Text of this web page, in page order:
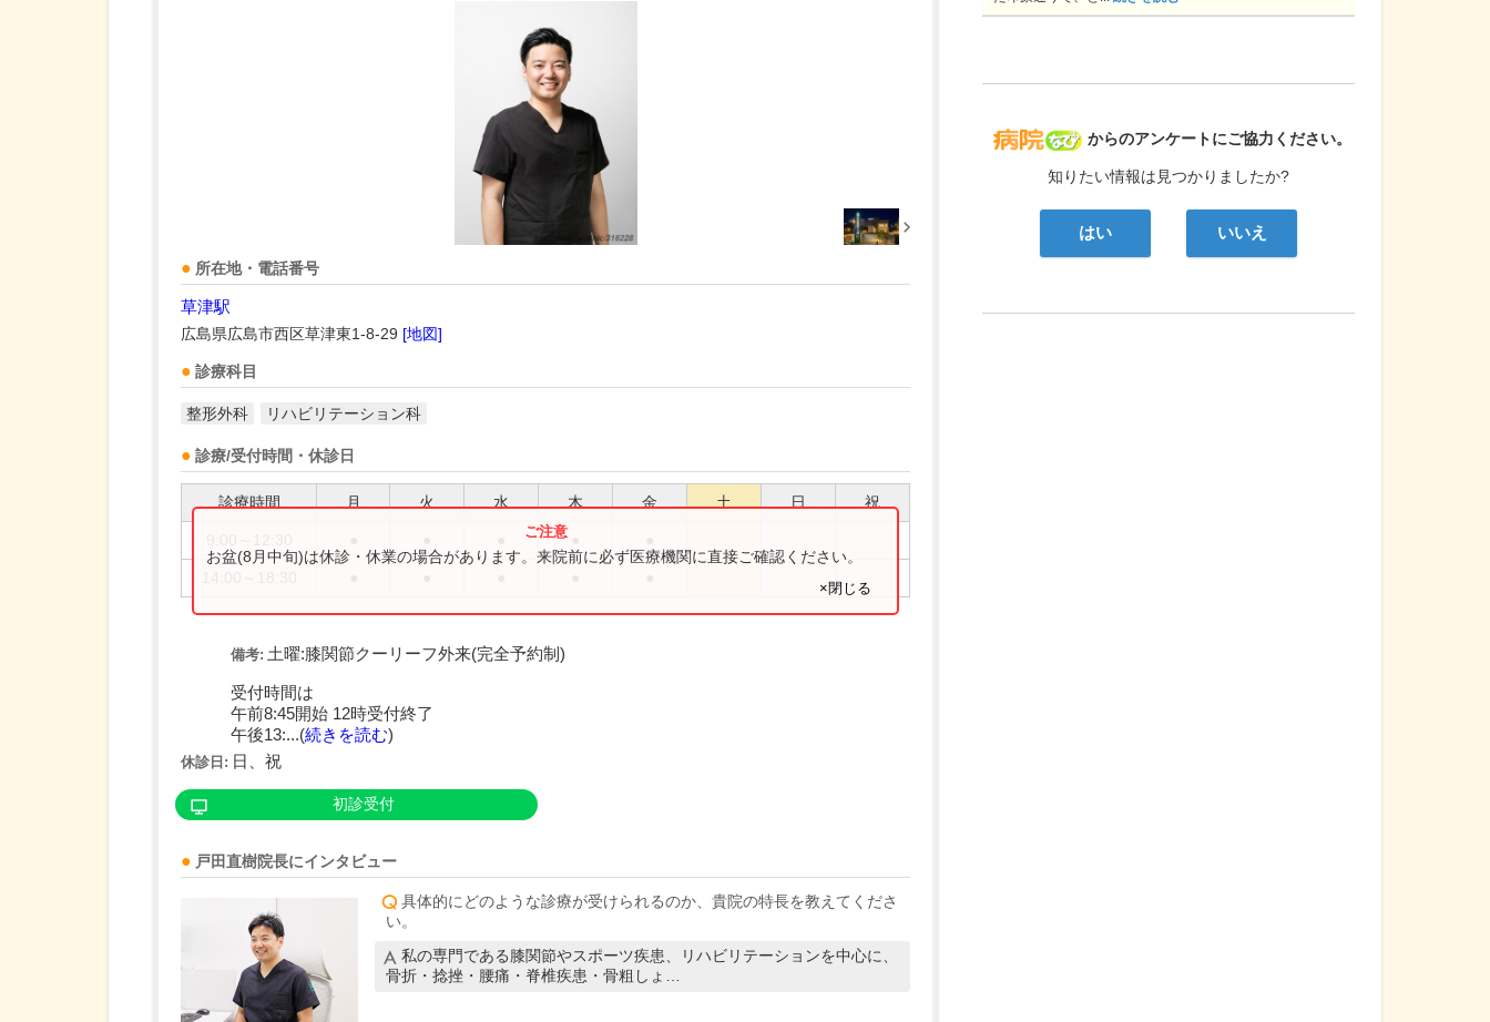
所在地・電話番号
草津駅
広島県広島市西区草津東1-8-29 [地図]
診療科目
整形外科 リハビリテーション科
診療/受付時間・休診日
診療時間 月 火 水 木 金 土 日 祝
お盆(8月中旬)は休診・休業の場合があります。来院前に必ず医療機関に直接ご確認ください。
×閉じる
備考: 土曜:膝関節クーリーフ外来(完全予約制)
受付時間は
午前8:45開始 12時受付終了
午後13:...(続きを読む)
休診日: 日、祝
初診受付
戸田直樹院長にインタビュー
具体的にどのような診療が受けられるのか、貴院の特長を教えてくださ
い。
私の専門である膝関節やスポーツ疾患、リハビリテーションを中心に、
骨折・捻挫・腰痛・脊椎疾患・骨粗しょ…
病院なび
からのアンケートにご協力ください。
知りたい情報は見つかりましたか?
はい いいえ